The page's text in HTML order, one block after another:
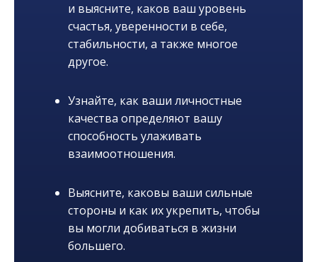
и выясните, каков ваш уровень
счастья, уверенности в себе,
стабильности, а также многое
другое.
Узнайте, как ваши личностные
качества определяют вашу
способность улаживать
взаимоотношения.
Выясните, каковы ваши сильные
стороны и как их укрепить, чтобы
вы могли добиваться в жизни
большего.